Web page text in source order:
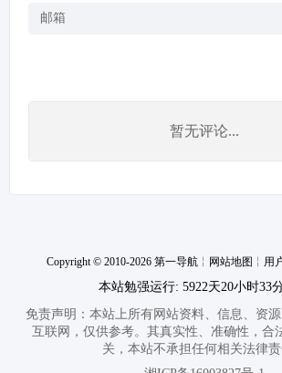
暂无评论...
Copyright © 2010-2026 第一导航 ╎ 网站地图 ╎ 用
本站勉强运行: 5922天20小时33
免责声明：本站上所有网站资料、信息、资
互联网，仅供参考。其真实性、准确性，合
关，本站不承担任何相关法律责